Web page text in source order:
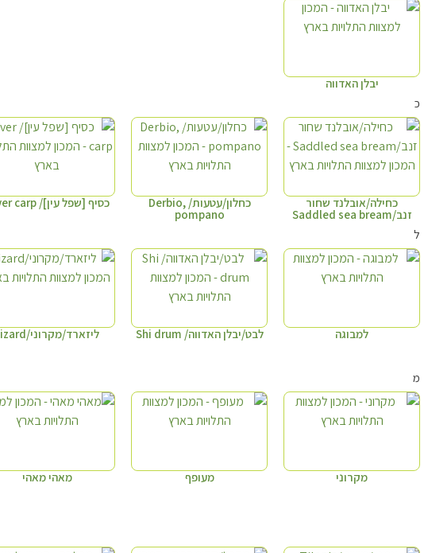
יבלן האדווה
כ
כחילה/אובלנד שחור
זנב/Saddled sea bream
כחלון/עטעות/ Derbio,
pompano
כסיף [שפל עין]/ silver carp
ל
למבוגה לבט/יבלן האדווה/ Shi drum ליזארד/מקרוני/Lizard
מ
מקרוני מעופף מאהי מאהי